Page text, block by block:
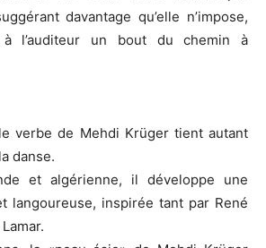
davantage qu’elle n’impose,
à l’auditeur un bout du chemin à
verbe de Mehdi Krüger tient autant
danse.
et algérienne, il développe une
langoureuse, inspirée tant par René